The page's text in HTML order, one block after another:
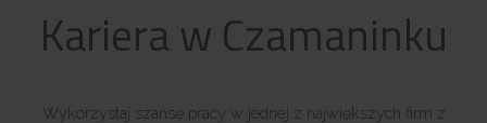
Kariera w Czamaninku
Wykorzystaj szansę pracy w jednej z największych firm z